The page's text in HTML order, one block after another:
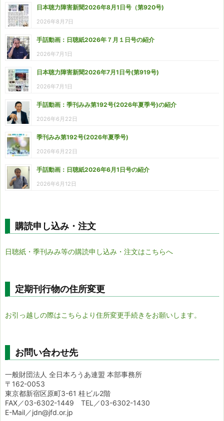
日本聴力障害新聞2026年8月1日号（第920号)
2026年8月7日
手話動画：日聴紙2026年７月１日号の紹介
2026年7月1日
日本聴力障害新聞2026年7月1日号(第919号)
2026年7月1日
手話動画：季刊みみ第192号(2026年夏季号)の紹介
2026年6月22日
季刊みみ第192号(2026年夏季号)
2026年6月22日
手話動画：日聴紙2026年6月1日号の紹介
2026年6月12日
購読申し込み・注文
日聴紙・季刊みみ等の購読申し込み・注文はこちらへ
定期刊行物の住所変更
お引っ越しの際はこちらより住所変更手続きをお願いします。
お問い合わせ先
一般財団法人 全日本ろうあ連盟 本部事務所
〒162-0053
東京都新宿区原町3-61 桂ビル2階
FAX／03-6302-1449 TEL／03-6302-1430
E-Mail／jdn@jfd.or.jp